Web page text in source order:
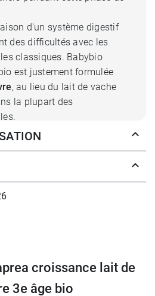
d'un système digestif
des difficultés avec les
classiques. Babybio
est justement formulée
, au lieu du lait de vache
la plupart des
age Caprea riche
DHA
poudre de lait entier de
osseux
croissance lait de
3e âge bio